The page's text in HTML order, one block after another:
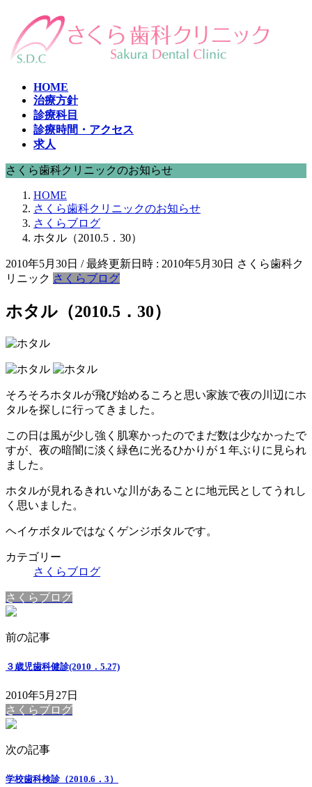
テ
ン
ゲ
ー
HOME
治療方針
診療科目
診療時間・アクセス
求人
さくら歯科クリニックのお知らせ
HOME
さくら歯科クリニックのお知らせ
さくらブログ
ホタル（2010.5．30）
2010年5月30日 / 最終更新日時 : 2010年5月30日 さくら歯科ク
リニック さくらブログ
ホタル（2010.5．30）
そろそろホタルが飛び始めるころと思い家族で夜の川辺にホ
タルを探しに行ってきました。
この日は風が少し強く肌寒かったのでまだ数は少なかったで
すが、夜の暗闇に淡く緑色に光るひかりが１年ぶりに見られ
ました。
ホタルが見れるきれいな川があることに地元民としてうれし
く思いました。
ヘイケボタルではなくゲンジボタルです。
カテゴリー
さくらブログ
さくらブログ
前の記事
３歳児歯科健診(2010．5.27)
2010年5月27日
さくらブログ
次の記事
学校歯科検診（2010.6．3）